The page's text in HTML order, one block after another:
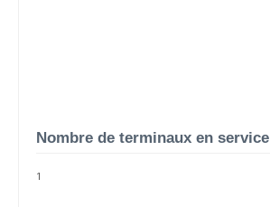
Nombre de terminaux en service
1